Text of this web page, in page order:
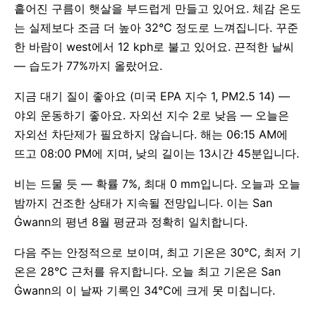
흩어진 구름이 햇살을 부드럽게 만들고 있어요. 체감 온도
는 실제보다 조금 더 높아 32°C 정도로 느껴집니다. 꾸준
한 바람이 west에서 12 kph로 불고 있어요. 끈적한 날씨
— 습도가 77%까지 올랐어요.
지금 대기 질이 좋아요 (미국 EPA 지수 1, PM2.5 14) —
야외 운동하기 좋아요. 자외선 지수 2로 낮음 — 오늘은
자외선 차단제가 필요하지 않습니다. 해는 06:15 AM에
뜨고 08:00 PM에 지며, 낮의 길이는 13시간 45분입니다.
비는 드물 듯 — 확률 7%, 최대 0 mm입니다. 오늘과 오늘
밤까지 건조한 상태가 지속될 전망입니다. 이는 San
Ġwann의 평년 8월 평균과 정확히 일치합니다.
다음 주는 안정적으로 보이며, 최고 기온은 30°C, 최저 기
온은 28°C 근처를 유지합니다. 오늘 최고 기온은 San
Ġwann의 이 날짜 기록인 34°C에 크게 못 미칩니다.